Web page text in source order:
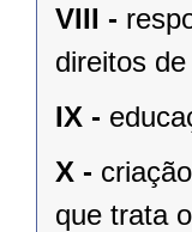
VIII -
direitos
IX -
X -
que trata